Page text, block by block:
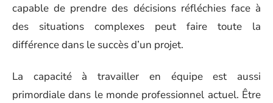
capable de prendre des décisions réfléchies face à
des situations complexes peut faire toute la
différence dans le succès d’un projet.
La capacité à travailler en équipe est aussi
primordiale dans le monde professionnel actuel. Être